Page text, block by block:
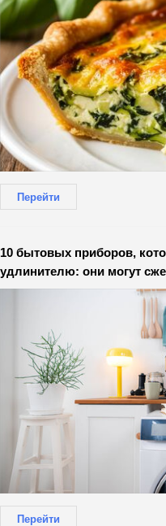
Перейти
10 бытовых приборов,
удлинителю: они могут
Перейти